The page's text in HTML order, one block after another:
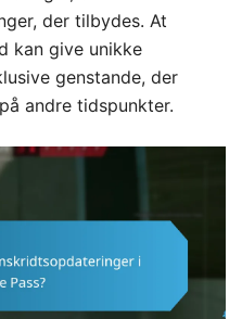
der tilbydes. At
kan give unikke
genstande, der
andre tidspunkter.